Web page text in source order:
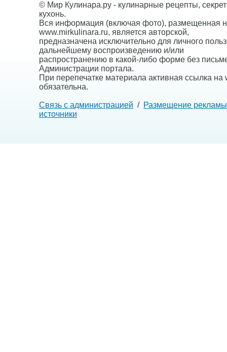
© Мир Кулинара.ру - кулинарные рецепты,
кухонь.
Вся информация (включая фото), размещенная
www.mirkulinara.ru, является авторской,
предназначена исключительно для личного
дальнейшему воспроизведению и/или
распространению в какой-либо форме без
Администрации портала.
При перепечатке материала активная ссылка на
обязательна.
Связь с администрацией / Размещение рекламы
источники